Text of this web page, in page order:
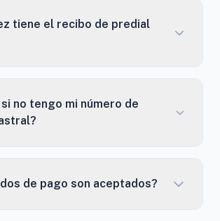
tiene el recibo de predial
no tengo mi número de
de pago son aceptados?